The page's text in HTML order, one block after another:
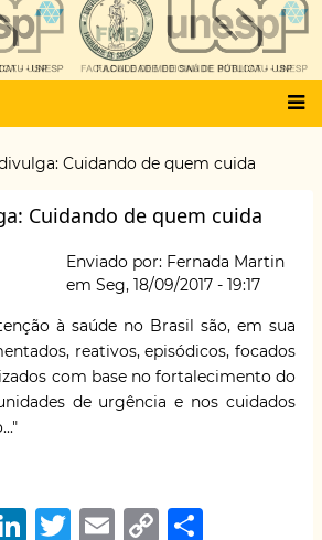
Cuidando de quem cuida
Cuidando de quem cuida
Enviado por: Fernada Martin
em Seg, 18/09/2017 - 19:17
à saúde no Brasil são, em sua
reativos, episódicos, focados
com base no fortalecimento do
de urgência e nos cuidados
Li T
E
C